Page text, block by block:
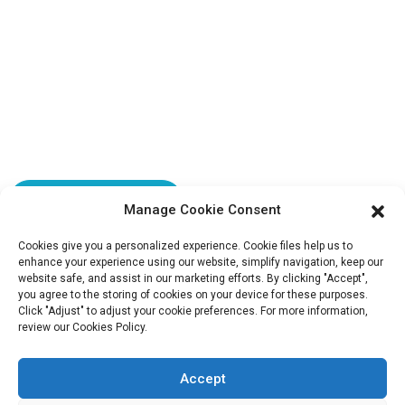
Contactez-Nous
Copyright © 2023 HUIZHOU XIDINGLI PACK CO., LTD. Tous
droits réservés.
Manage Cookie Consent
Cookies give you a personalized experience. Cookie files help us to
enhance your experience using our website, simplify navigation, keep our
website safe, and assist in our marketing efforts. By clicking "Accept",
you agree to the storing of cookies on your device for these purposes.
Click "Adjust" to adjust your cookie preferences. For more information,
review our Cookies Policy.
Accept